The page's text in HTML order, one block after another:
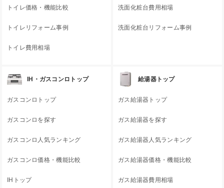
トイレ価格・機能比較
トイレリフォーム事例
トイレ費用相場
洗面化粧台費用相場
洗面化粧台リフォーム事例
IH・ガスコンロトップ
ガスコンロトップ
ガスコンロを探す
ガスコンロ人気ランキング
ガスコンロ価格・機能比較
IHトップ
給湯器トップ
ガス給湯器トップ
ガス給湯器を探す
ガス給湯器人気ランキング
ガス給湯器価格・機能比較
ガス給湯器費用相場